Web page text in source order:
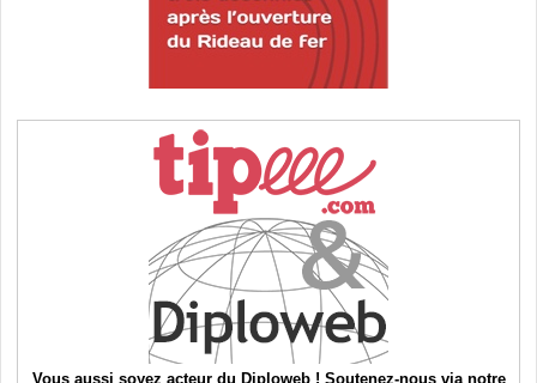
Vous aussi soyez acteur du Diploweb ! Soutenez-nous via notre